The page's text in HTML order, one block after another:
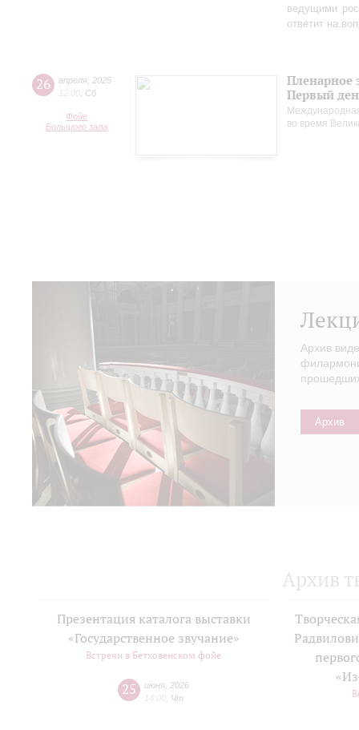
ведущими
ответит на
26 апреля 2025
12:00 Сб
Фойе
Большого зала
Пленарное
Первый
во время
Архив
Архив
Архив
Презентация каталога выставки
«Государственное звучание»
Встречи в Бетховенском фойе
25 июня 2026
14:00 Чт